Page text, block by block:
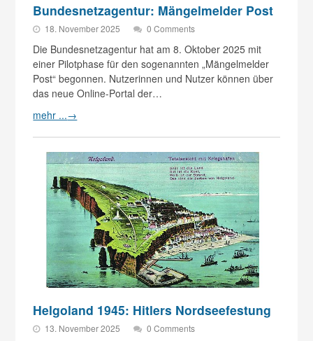
Bundesnetzagentur: Mängelmelder Post
18. November 2025 0 Comments
Die Bundesnetzagentur hat am 8. Oktober 2025 mit
einer Pilotphase für den sogenannten „Mängelmelder
Post“ begonnen. Nutzerinnen und Nutzer können über
das neue Online-Portal der…
mehr ...→
Helgoland 1945: Hitlers Nordseefestung
13. November 2025 0 Comments